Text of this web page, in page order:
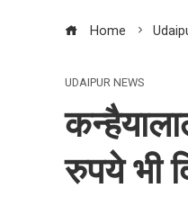
Home
UDAIPUR NEWS
रुपये भी